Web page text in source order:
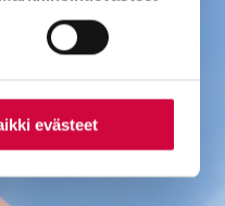
evästeet